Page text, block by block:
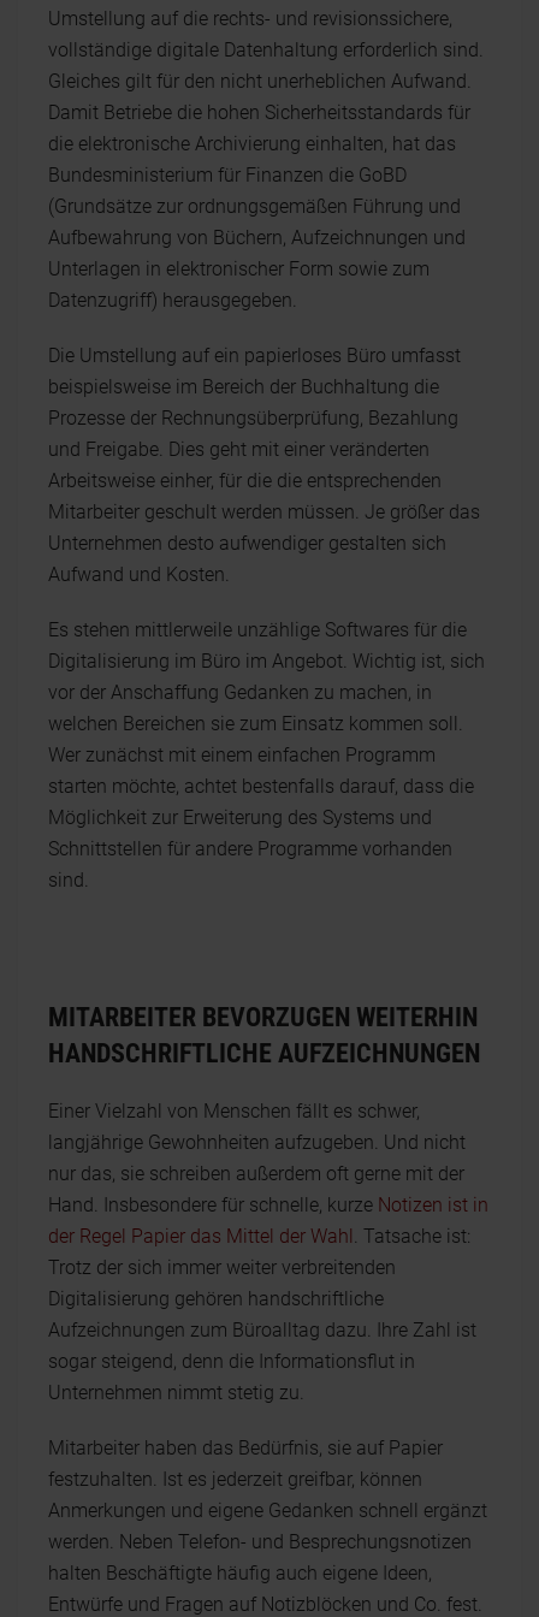
Umstellung auf die rechts- und revisionssichere,
vollständige digitale Datenhaltung erforderlich sind.
Gleiches gilt für den nicht unerheblichen Aufwand.
Damit Betriebe die hohen Sicherheitsstandards für
die elektronische Archivierung einhalten, hat das
Bundesministerium für Finanzen die GoBD
(Grundsätze zur ordnungsgemäßen Führung und
Aufbewahrung von Büchern, Aufzeichnungen und
Unterlagen in elektronischer Form sowie zum
Datenzugriff) herausgegeben.
Die Umstellung auf ein papierloses Büro umfasst
beispielsweise im Bereich der Buchhaltung die
Prozesse der Rechnungsüberprüfung, Bezahlung
und Freigabe. Dies geht mit einer veränderten
Arbeitsweise einher, für die die entsprechenden
Mitarbeiter geschult werden müssen. Je größer das
Unternehmen desto aufwendiger gestalten sich
Aufwand und Kosten.
Es stehen mittlerweile unzählige Softwares für die
Digitalisierung im Büro im Angebot. Wichtig ist, sich
vor der Anschaffung Gedanken zu machen, in
welchen Bereichen sie zum Einsatz kommen soll.
Wer zunächst mit einem einfachen Programm
starten möchte, achtet bestenfalls darauf, dass die
Möglichkeit zur Erweiterung des Systems und
Schnittstellen für andere Programme vorhanden
sind.
MITARBEITER BEVORZUGEN WEITERHIN
HANDSCHRIFTLICHE AUFZEICHNUNGEN
Einer Vielzahl von Menschen fällt es schwer,
langjährige Gewohnheiten aufzugeben. Und nicht
nur das, sie schreiben außerdem oft gerne mit der
Hand. Insbesondere für schnelle, kurze Notizen ist in
der Regel Papier das Mittel der Wahl . Tatsache ist:
Trotz der sich immer weiter verbreitenden
Digitalisierung gehören handschriftliche
Aufzeichnungen zum Büroalltag dazu. Ihre Zahl ist
sogar steigend, denn die Informationsflut in
Unternehmen nimmt stetig zu.
Mitarbeiter haben das Bedürfnis, sie auf Papier
festzuhalten. Ist es jederzeit greifbar, können
Anmerkungen und eigene Gedanken schnell ergänzt
werden. Neben Telefon- und Besprechungsnotizen
halten Beschäftigte häufig auch eigene Ideen,
Entwürfe und Fragen auf Notizblöcken und Co. fest.